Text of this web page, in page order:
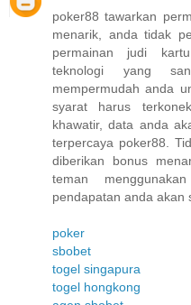
poker88 tawarkan
menarik, anda tidak
permainan judi
teknologi yang
mempermudah anda
syarat harus
khawatir, data anda
terpercaya poker88.
diberikan bonus
teman
pendapatan anda akan
poker
sbobet
togel singapura
togel hongkong